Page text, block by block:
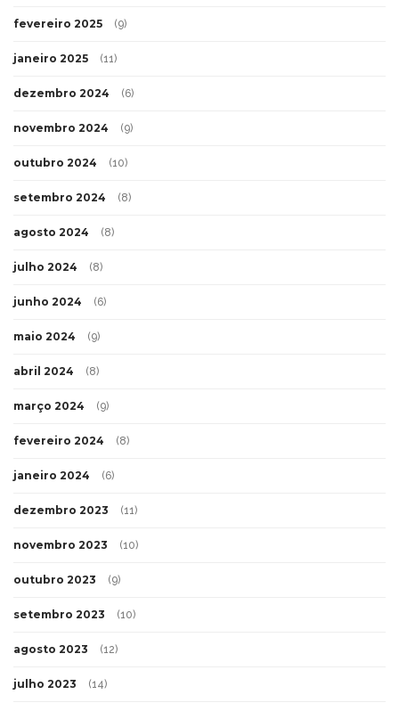
fevereiro 2025 (9)
janeiro 2025 (11)
dezembro 2024 (6)
novembro 2024 (9)
outubro 2024 (10)
setembro 2024 (8)
agosto 2024 (8)
julho 2024 (8)
junho 2024 (6)
maio 2024 (9)
abril 2024 (8)
março 2024 (9)
fevereiro 2024 (8)
janeiro 2024 (6)
dezembro 2023 (11)
novembro 2023 (10)
outubro 2023 (9)
setembro 2023 (10)
agosto 2023 (12)
julho 2023 (14)